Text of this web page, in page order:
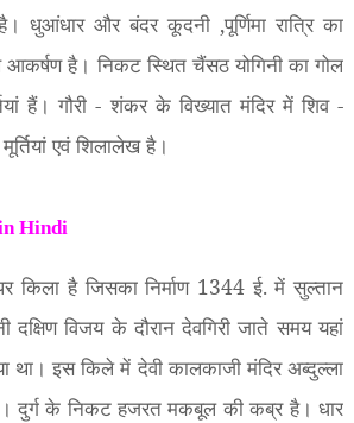
धुआंधार और बंदर कूदनी ,पूर्णिमा रात्रि का
आकर्षण है। निकट स्थित चैंसठ योगिनी का गोल
हैं। गौरी - शंकर के विख्यात मंदिर में शिव -
एवं शिलालेख है।
Hindi
किला है जिसका निर्माण 1344ई. में सुल्तान
विजय के दौरान देवगिरी जाते समय यहां
था। इस किले में देवी कालकाजी मंदिर अब्दुल्ला
दुर्ग के निकट हजरत मकबूल की कब्र है। धार